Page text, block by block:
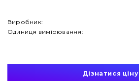
Виробник:
Одиниця вимірювання:
Дізнатися ціну